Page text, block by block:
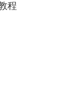
;
义动作”起始帧的位置
一个关键帧，位置参
数为：X=-2，Y=15，
X=132.Y=121；设置完
程